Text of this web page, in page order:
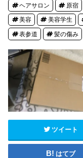
ヘアサロン 原宿
美容 美容学生
表参道 髪の傷み
ツイート
はてブ